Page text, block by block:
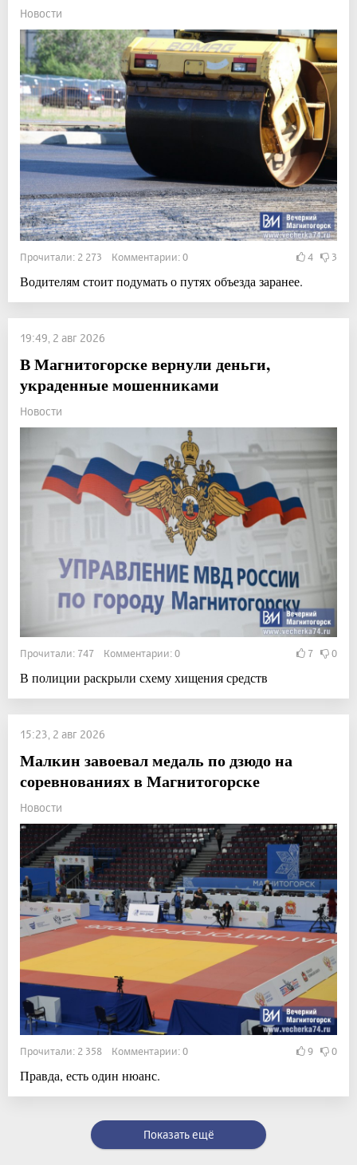
Новости
Прочитали: 2 273 Комментарии: 0 4 3
Водителям стоит подумать о путях объезда заранее.
19:49, 2 авг 2026
В Магнитогорске вернули деньги,
украденные мошенниками
Новости
Прочитали: 747 Комментарии: 0 7 0
В полиции раскрыли схему хищения средств
15:23, 2 авг 2026
Малкин завоевал медаль по дзюдо на
соревнованиях в Магнитогорске
Новости
Прочитали: 2 358 Комментарии: 0 9 0
Правда, есть один нюанс.
Показать ещё